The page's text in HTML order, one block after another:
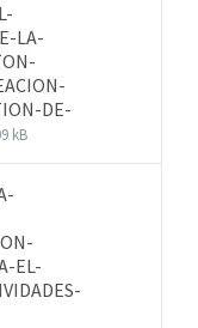
LA-
DE-
kB
EL-